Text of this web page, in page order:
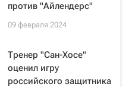
против "Айлендерс"
09 февраля 2024
Тренер "Сан-Хосе"
оценил игру
российского защитника